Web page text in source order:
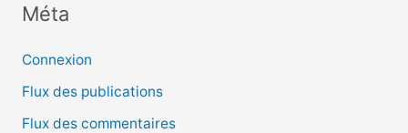
:Méta
Connexion
Flux des publications
Flux des commentaires